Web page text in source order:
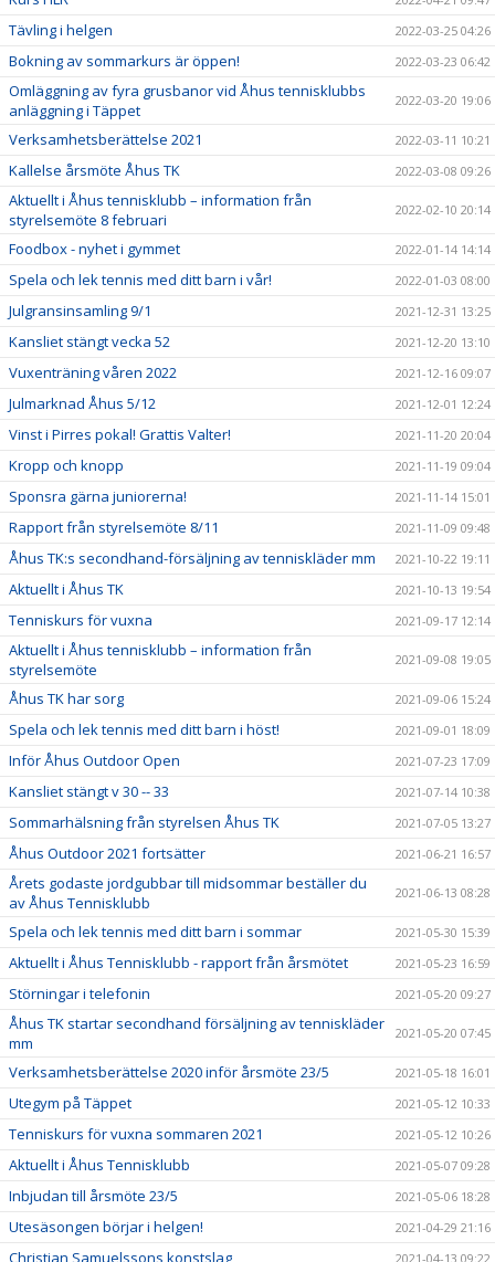
Tävling i helgen 2022-03-25 04:26
Bokning av sommarkurs är öppen! 2022-03-23 06:42
Omläggning av fyra grusbanor vid Åhus tennisklubbs
anläggning i Täppet
2022-03-20 19:06
Verksamhetsberättelse 2021 2022-03-11 10:21
Kallelse årsmöte Åhus TK 2022-03-08 09:26
Aktuellt i Åhus tennisklubb – information från
styrelsemöte 8 februari
2022-02-10 20:14
Foodbox - nyhet i gymmet 2022-01-14 14:14
Spela och lek tennis med ditt barn i vår! 2022-01-03 08:00
Julgransinsamling 9/1 2021-12-31 13:25
Kansliet stängt vecka 52 2021-12-20 13:10
Vuxenträning våren 2022 2021-12-16 09:07
Julmarknad Åhus 5/12 2021-12-01 12:24
Vinst i Pirres pokal! Grattis Valter! 2021-11-20 20:04
Kropp och knopp 2021-11-19 09:04
Sponsra gärna juniorerna! 2021-11-14 15:01
Rapport från styrelsemöte 8/11 2021-11-09 09:48
Åhus TK:s secondhand-försäljning av tenniskläder mm 2021-10-22 19:11
Aktuellt i Åhus TK 2021-10-13 19:54
Tenniskurs för vuxna 2021-09-17 12:14
Aktuellt i Åhus tennisklubb – information från
styrelsemöte
2021-09-08 19:05
Åhus TK har sorg 2021-09-06 15:24
Spela och lek tennis med ditt barn i höst! 2021-09-01 18:09
Inför Åhus Outdoor Open 2021-07-23 17:09
Kansliet stängt v 30 -- 33 2021-07-14 10:38
Sommarhälsning från styrelsen Åhus TK 2021-07-05 13:27
Åhus Outdoor 2021 fortsätter 2021-06-21 16:57
Årets godaste jordgubbar till midsommar beställer du
av Åhus Tennisklubb
2021-06-13 08:28
Spela och lek tennis med ditt barn i sommar 2021-05-30 15:39
Aktuellt i Åhus Tennisklubb - rapport från årsmötet 2021-05-23 16:59
Störningar i telefonin 2021-05-20 09:27
Åhus TK startar secondhand försäljning av tenniskläder
mm
2021-05-20 07:45
Verksamhetsberättelse 2020 inför årsmöte 23/5 2021-05-18 16:01
Utegym på Täppet 2021-05-12 10:33
Tenniskurs för vuxna sommaren 2021 2021-05-12 10:26
Aktuellt i Åhus Tennisklubb 2021-05-07 09:28
Inbjudan till årsmöte 23/5 2021-05-06 18:28
Utesäsongen börjar i helgen! 2021-04-29 21:16
Christian Samuelssons konstslag 2021-04-13 09:22